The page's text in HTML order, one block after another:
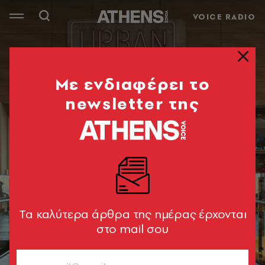
VOICE RADIO
Mε ενδιαφέρει το
newsletter της
Tα καλύτερα άρθρα της ημέρας έρχονται
στο mail σου